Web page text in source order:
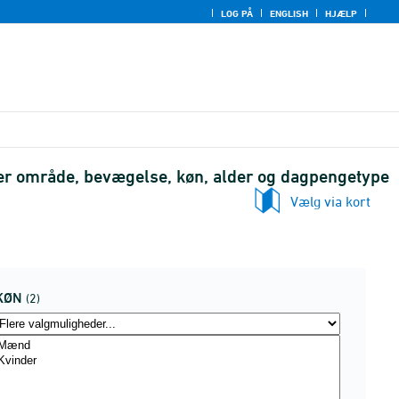
LOG PÅ ENGLISH HJÆLP
område, bevægelse, køn, alder og dagpengetype
Vælg via kort
(2)